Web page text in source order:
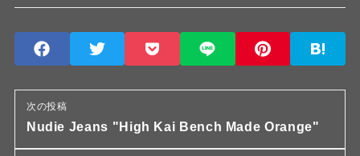
次の投稿
Nudie Jeans "High Kai Bench Made Orange"